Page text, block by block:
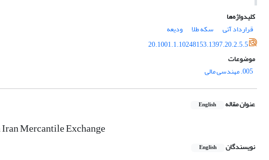
کلیدواژه‌ها
قرارداد آتی
سکه طلا
ودیعه
20.1001.1.10248153.1397.20.2.5.5
موضوعات
005. مهندسی مالی
عنوان مقاله English
Mercantile Exchange
نویسندگان English